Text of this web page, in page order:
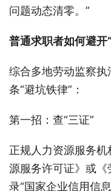
问题动态清零。”
普通求职者如何避开
综合多地劳动监察
条“避坑铁律”：
第一招：查“三证”
正规人力资源服务
源服务许可证》或
录“国家企业信用信